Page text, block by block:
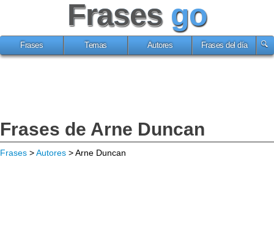
Frases go
Frases Temas Autores Frases del día
Frases de Arne Duncan
Frases >Autores > Arne Duncan